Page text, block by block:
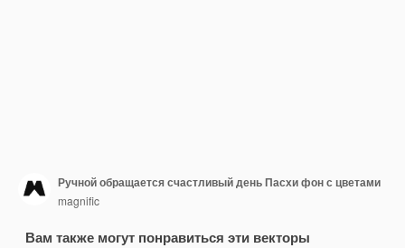
Ручной обращается счастливый день Пасхи фон с цветами
magnific
Вам также могут понравиться эти векторы